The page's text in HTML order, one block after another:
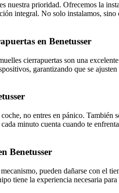
nuestra prioridad. Ofrecemos la
integral. No solo instalamos, sino
en Benetusser
cierrapuertas son una
garantizando que se
no entres en pánico.
minuto cuenta cuando te
Benetusser
pueden dañarse con el
tiene la experiencia necesaria